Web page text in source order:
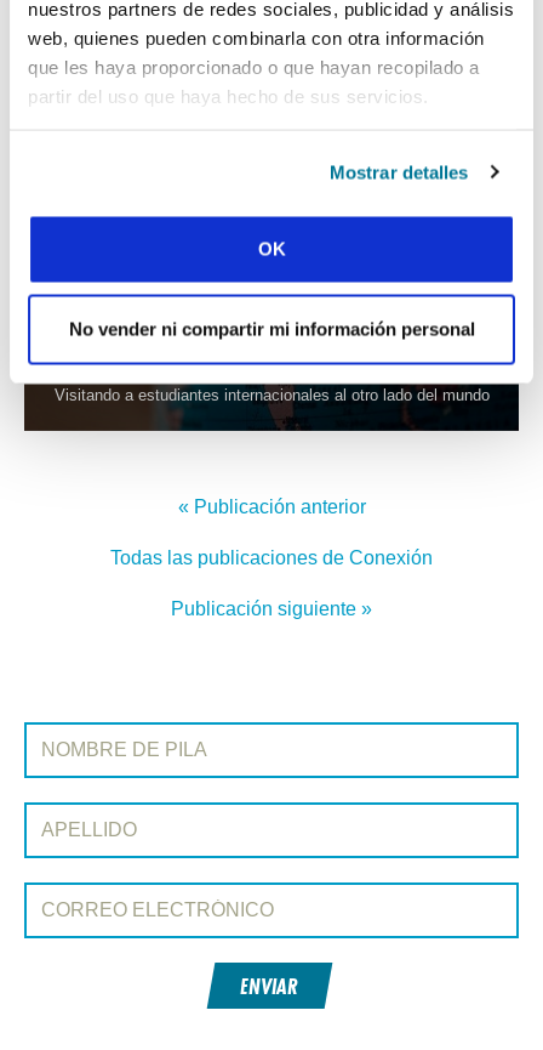
nuestros partners de redes sociales, publicidad y análisis
web, quienes pueden combinarla con otra información
que les haya proporcionado o que hayan recopilado a
partir del uso que haya hecho de sus servicios.
Mostrar detalles
OK
No vender ni compartir mi información personal
CONEXIÓN
DE ANGOLA A CHINA
Visitando a estudiantes internacionales al otro lado del mundo
« Publicación anterior
Todas las publicaciones de Conexión
Publicación siguiente »
REGÍSTRATE EN CONEXIÓN
Nombre de pila:
Apellido:
Correo electrónico:
ENVIAR